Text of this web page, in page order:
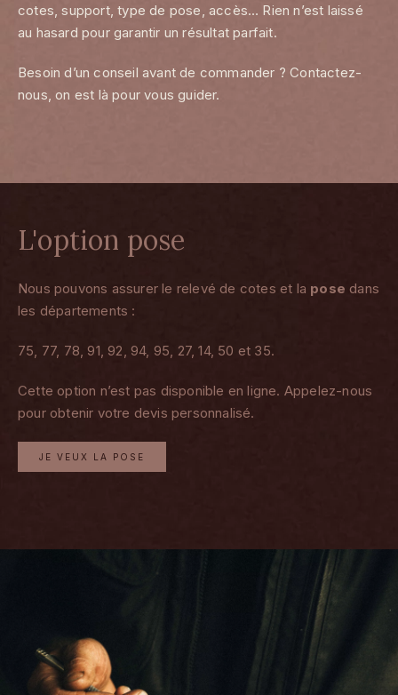
cotes, support, type de pose, accès… Rien n’est laissé
au hasard pour garantir un résultat parfait.
Besoin d’un conseil avant de commander ? Contactez-
nous, on est là pour vous guider.
L'option pose
Nous pouvons assurer le relevé de cotes et la pose dans
les départements :
75, 77, 78, 91, 92, 94, 95, 27, 14, 50 et 35.
Cette option n’est pas disponible en ligne. Appelez-nous
pour obtenir votre devis personnalisé.
JE VEUX LA POSE